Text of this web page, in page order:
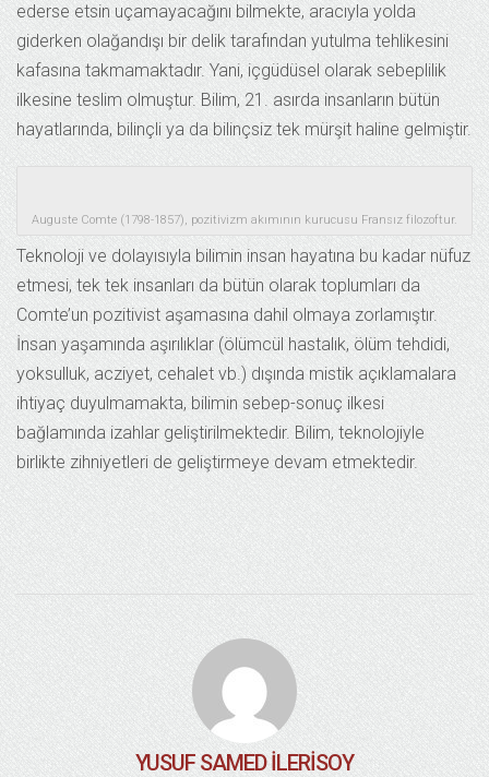
ederse etsin uçamayacağını bilmekte, aracıyla yolda
giderken olağandışı bir delik tarafından yutulma tehlikesini
kafasına takmamaktadır. Yani, içgüdüsel olarak sebeplilik
ilkesine teslim olmuştur. Bilim, 21. asırda insanların bütün
hayatlarında, bilinçli ya da bilinçsiz tek mürşit haline gelmiştir.
Auguste Comte (1798-1857), pozitivizm akımının kurucusu Fransız filozoftur.
Teknoloji ve dolayısıyla bilimin insan hayatına bu kadar nüfuz
etmesi, tek tek insanları da bütün olarak toplumları da
Comte’un pozitivist aşamasına dahil olmaya zorlamıştır.
İnsan yaşamında aşırılıklar (ölümcül hastalık, ölüm tehdidi,
yoksulluk, acziyet, cehalet vb.) dışında mistik açıklamalara
ihtiyaç duyulmamakta, bilimin sebep-sonuç ilkesi
bağlamında izahlar geliştirilmektedir. Bilim, teknolojiyle
birlikte zihniyetleri de geliştirmeye devam etmektedir.
YUSUF SAMED İLERISOY